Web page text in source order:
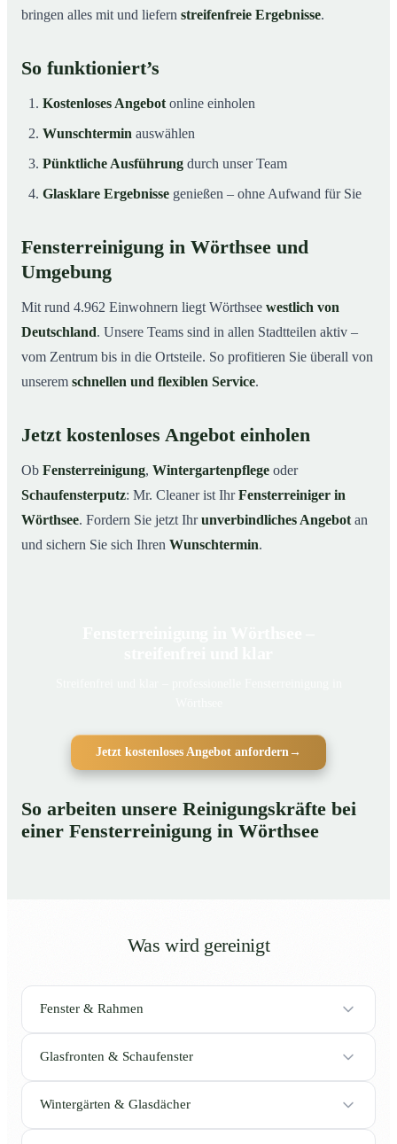
bringen alles mit und liefern streifenfreie Ergebnisse.
So funktioniert’s
Kostenloses Angebot online einholen
Wunschtermin auswählen
Pünktliche Ausführung durch unser Team
Glasklare Ergebnisse genießen – ohne Aufwand für Sie
Fensterreinigung in Wörthsee und
Umgebung
Mit rund 4.962 Einwohnern liegt Wörthsee westlich von
Deutschland. Unsere Teams sind in allen Stadtteilen aktiv –
vom Zentrum bis in die Ortsteile. So profitieren Sie überall von
unserem schnellen und flexiblen Service.
Jetzt kostenloses Angebot einholen
Ob Fensterreinigung, Wintergartenpflege oder
Schaufensterputz: Mr. Cleaner ist IhrFensterreiniger in
Wörthsee. Fordern Sie jetzt Ihrunverbindliches Angebot an
und sichern Sie sich Ihren Wunschtermin.
Jetzt kostenloses Angebot anfordern →
So arbeiten unsere Reinigungskräfte bei
einer Fensterreinigung in Wörthsee
Was wird gereinigt
Fenster & Rahmen
Glasfronten & Schaufenster
Wintergärten & Glasdächer